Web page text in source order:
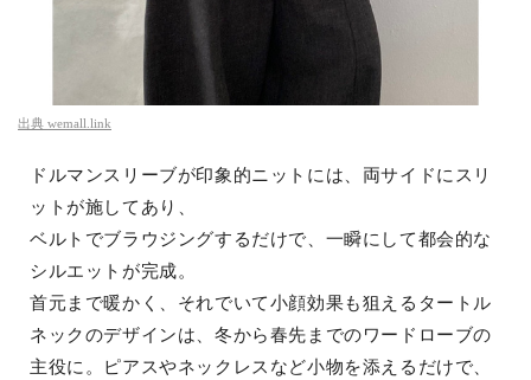
出典 wemall.link
ドルマンスリーブが印象的ニットには、両サイドにスリ
ットが施してあり、
ベルトでブラウジングするだけで、一瞬にして都会的な
シルエットが完成。
首元まで暖かく、それでいて小顔効果も狙えるタートル
ネックのデザインは、冬から春先までのワードローブの
主役に。ピアスやネックレスなど小物を添えるだけで、